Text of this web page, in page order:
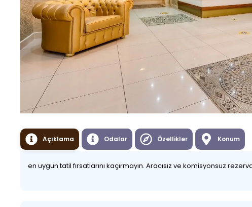
Açıklama Odalar Özellikler Konum
en uygun tatil fırsatlarını kaçırmayın. Aracısız ve komisyonsuz